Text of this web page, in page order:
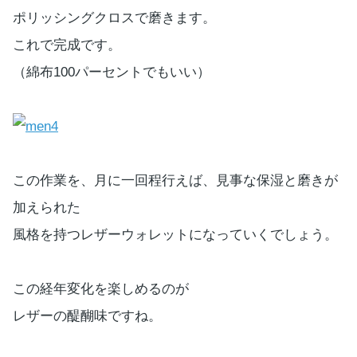
ポリッシングクロスで磨きます。
これで完成です。
（綿布100パーセントでもいい）
この作業を、月に一回程行えば、見事な保湿と磨きが
加えられた
風格を持つレザーウォレットになっていくでしょう。
この経年変化を楽しめるのが
レザーの醍醐味ですね。